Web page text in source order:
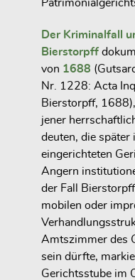
Der Kriminalfall
Bierstorpff
von 1688
Nr. 1228: Acta
Bierstorpff,
jener
deuten, die später
eingerichteten
Angern
der Fall
mobilen oder
Amtszimmer des
sein dürfte,
Gerichtsstube im